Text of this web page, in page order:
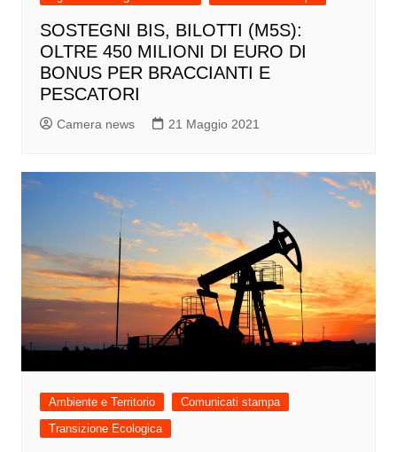
SOSTEGNI BIS, BILOTTI (M5S):
OLTRE 450 MILIONI DI EURO DI
BONUS PER BRACCIANTI E
PESCATORI
Camera news 21 Maggio 2021
Ambiente e Territorio
Comunicati stampa
Transizione Ecologica